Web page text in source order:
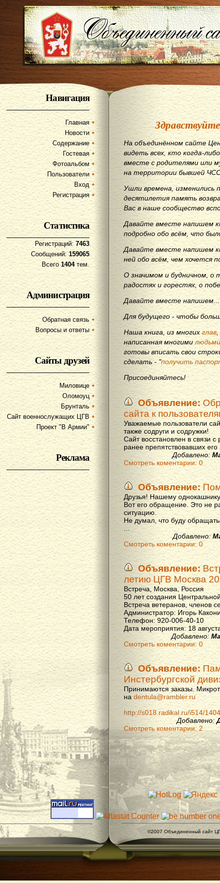
Навигация
Главная
Новости
Содержание
Гостевая
Фотоальбом
Пользователи
Вход
Регистрация
Статистика
Регистраций: 7463
Сообщений:159065
Всего 1404тем.
Администрация
Обратная связь
Вопросы и ответы
Сайты друзей
Миловице
Оломоуц
Брунталь
Сайт военнослужащих ЦГВ
Проект "В Армии"
Реклама
На объединённом сайте
видеть всех, кто когда-
вместе с родителями или
на территории бывшей
Ушли времена, изменились
десятилетия память
Вас в наше сообщество
Давайте вместе напишем
подробно обо всём, что
Давайте вместе напишем
ней обо всём, чем хочется
О значимом и будничном, о
радостях и горестях, о
Давайте вместе напишем...
Для будущего - чтобы
Наша книга, из многихглав
написанная многимилюдьми
готовы вписать свои
сделать - "получить
Присоединяйтесь!
Объявление:
сайта к
Уважаемые пользователи
также содруги и содружки!
Сайт восстановлен в связи
ранее препятствовавших
Добавлено:
Смотреть коментарии: 0
Объявление:
Друзья! Нашему
Вот его обращение. Это не
ситуацию.
Не думал, что буду
Добавлено:
Смотреть коментарии: 0
Объявление:
летию ЦГВ Москва
Встреча, Москва, Россия
50 лет создания
Встреча ветеранов, членов
Администратор: Игорь
Телефон: 920-006-40-10
Дата мероприятия: 18
Добавлено:
Смотреть коментарии: 0
Объявление:
Инстербургской
Принимаются заказы.
на dentula@rambler.ru
http://s018.radikal.ru/i514/
Добавлено:
Смотреть коментарии: 2
©2007 Объединенный сайт